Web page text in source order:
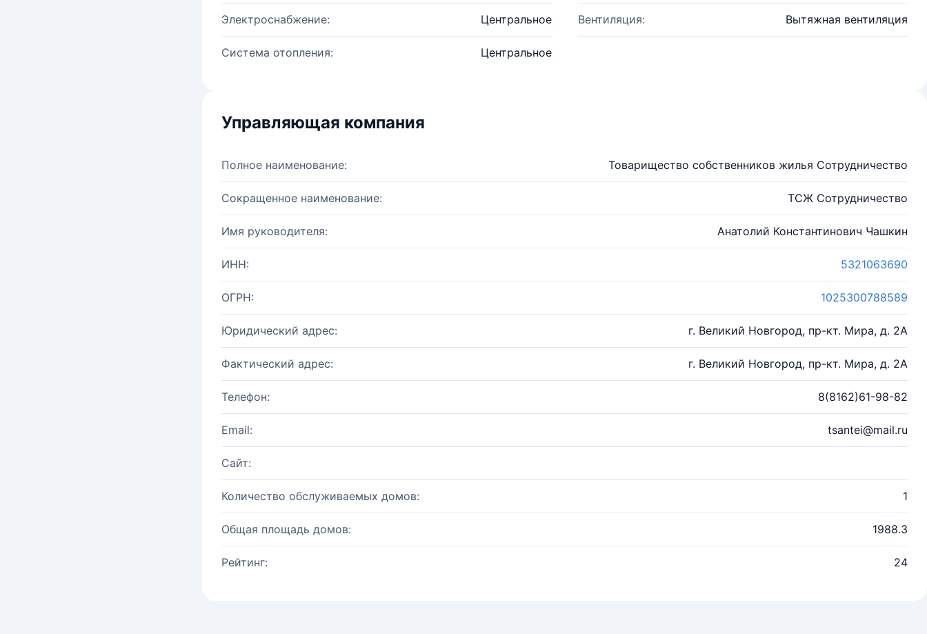
Электроснабжение: Центральное Вентиляция: Вытяжная вентиляция
Система отопления: Центральное
Управляющая компания
Полное наименование: Товарищество собственников жилья Сотрудничество
Сокращенное наименование: ТСЖ Сотрудничество
Имя руководителя: Анатолий Константинович Чашкин
ИНН: 5321063690
ОГРН: 1025300788589
Юридический адрес: г. Великий Новгород, пр-кт. Мира, д. 2А
Фактический адрес: г. Великий Новгород, пр-кт. Мира, д. 2А
Телефон: 8(8162)61-98-82
Email: tsantei@mail.ru
Сайт:
Количество обслуживаемых домов: 1
Общая площадь домов: 1988.3
Рейтинг: 24